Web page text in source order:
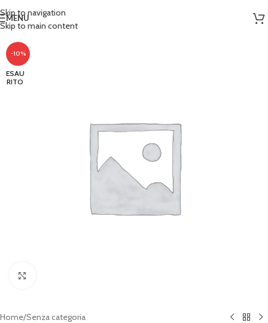
Skip to navigation
Skip to main content
MENU
-10%
ESAU
RITO
Home/Senza categoria